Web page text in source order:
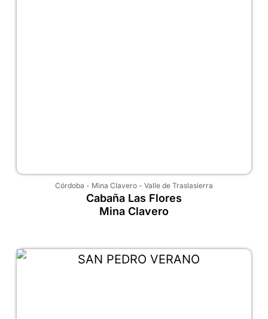
Córdoba - Mina Clavero - Valle de Traslasierra
Cabaña Las Flores
Mina Clavero